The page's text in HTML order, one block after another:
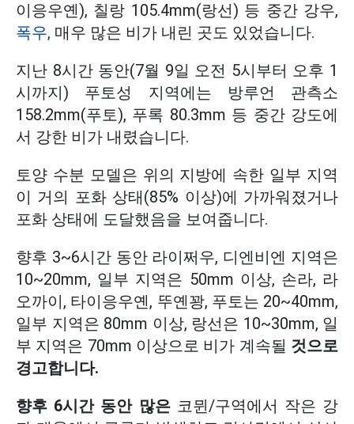
이응우옌), 칠랑 105.4mm(랑선) 등 중간 강우,
폭우, 매우 많은 비가 내린 곳도 있었습니다.
지난 8시간 동안(7월 9일 오전 5시부터 오후 1
시까지) 푸토성 지역에는 방루언 관측소
158.2mm(푸토), 푸록 80.3mm 등 중간 강도에
서 강한 비가 내렸습니다.
토양 수분 모델은 위의 지방에 속한 일부 지역
이 거의 포화 상태(85% 이상)에 가까워졌거나
포화 상태에 도달했음을 보여줍니다.
향후 3~6시간 동안 라이쩌우, 디엔비엔 지역은
10~20mm, 일부 지역은 50mm 이상, 손라, 라
오까이, 타이응우옌, 뚜옌꽝, 푸토는 20~40mm,
일부 지역은 80mm 이상, 랑선은 10~30mm, 일
부 지역은 70mm 이상으로 비가 계속될 것으로
경고합니다.
향후 6시간 동안 많은코뮌/구역에서 작은 강